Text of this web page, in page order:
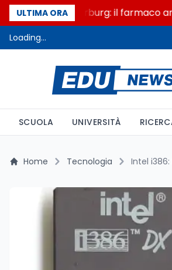
ULTIMA ORA
Un secolo di Warburg: il farmaco
Loading...
SCUOLA UNIVERSITÀ
Home Tecnologia